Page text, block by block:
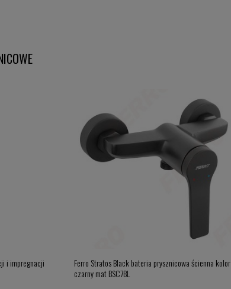
i impregnacji
Ferro Stratos Black bateria prysznicowa ścienna kolor
czarny mat BSC7BL